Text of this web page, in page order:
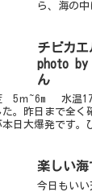
ら、海の
度良くて気
よね？（
チビカ
photo by
ん
ｍ~6m 水温17
。昨日まで全く
日大爆発です。
楽しい
今日もい